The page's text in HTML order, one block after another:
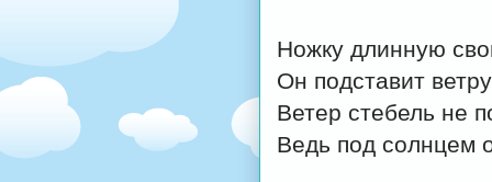
Ножку длинную
Он подставит
Ветер стебель не
Ведь под солнцем